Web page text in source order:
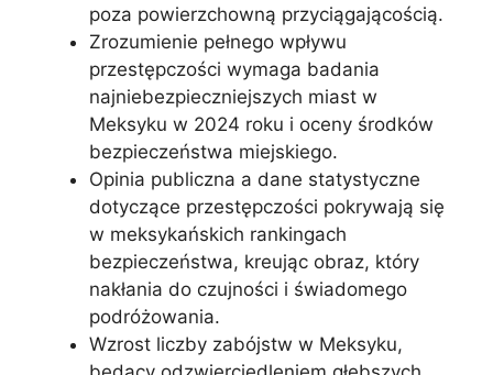
poza powierzchowną przyciągającością.
Zrozumienie pełnego wpływu
przestępczości wymaga badania
najniebezpieczniejszych miast w
Meksyku w 2024 roku i oceny środków
bezpieczeństwa miejskiego.
Opinia publiczna a dane statystyczne
dotyczące przestępczości pokrywają się
w meksykańskich rankingach
bezpieczeństwa, kreując obraz, który
nakłania do czujności i świadomego
podróżowania.
Wzrost liczby zabójstw w Meksyku,